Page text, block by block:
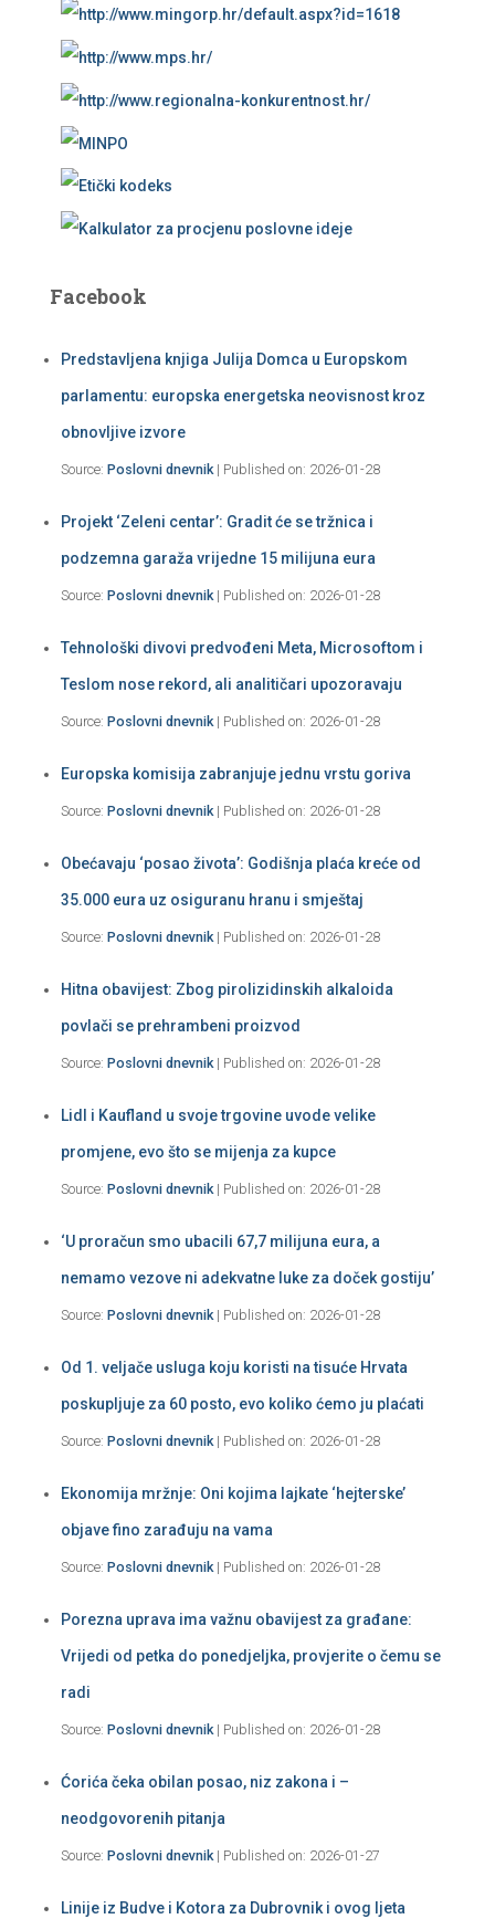
Facebook
Predstavljena knjiga Julija Domca u Europskom
parlamentu: europska energetska neovisnost kroz
obnovljive izvore
Source: Poslovni dnevnik Published on: 2026-01-28
Projekt ‘Zeleni centar’: Gradit će se tržnica i
podzemna garaža vrijedne 15 milijuna eura
Source: Poslovni dnevnik Published on: 2026-01-28
Tehnološki divovi predvođeni Meta, Microsoftom i
Teslom nose rekord, ali analitičari upozoravaju
Source: Poslovni dnevnik Published on: 2026-01-28
Europska komisija zabranjuje jednu vrstu goriva
Source: Poslovni dnevnik Published on: 2026-01-28
Obećavaju ‘posao života’: Godišnja plaća kreće od
35.000 eura uz osiguranu hranu i smještaj
Source: Poslovni dnevnik Published on: 2026-01-28
Hitna obavijest: Zbog pirolizidinskih alkaloida
povlači se prehrambeni proizvod
Source: Poslovni dnevnik Published on: 2026-01-28
Lidl i Kaufland u svoje trgovine uvode velike
promjene, evo što se mijenja za kupce
Source: Poslovni dnevnik Published on: 2026-01-28
‘U proračun smo ubacili 67,7 milijuna eura, a
nemamo vezove ni adekvatne luke za doček gostiju’
Source: Poslovni dnevnik Published on: 2026-01-28
Od 1. veljače usluga koju koristi na tisuće Hrvata
poskupljuje za 60 posto, evo koliko ćemo ju plaćati
Source: Poslovni dnevnik Published on: 2026-01-28
Ekonomija mržnje: Oni kojima lajkate ‘hejterske’
objave fino zarađuju na vama
Source: Poslovni dnevnik Published on: 2026-01-28
Porezna uprava ima važnu obavijest za građane:
Vrijedi od petka do ponedjeljka, provjerite o čemu se
radi
Source: Poslovni dnevnik Published on: 2026-01-28
Ćorića čeka obilan posao, niz zakona i –
neodgovorenih pitanja
Source: Poslovni dnevnik Published on: 2026-01-27
Linije iz Budve i Kotora za Dubrovnik i ovog ljeta